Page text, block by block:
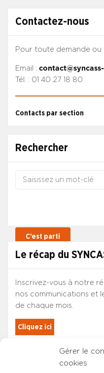
Gérer le
cookies
Contactez-nous
Pour toute demande ou
Email :
Tél. : 01 40 27 18 80
Contacts par section
Rechercher
Le récap du
Inscrivez-vous à notre
nos communications et
de chaque mois.
Cliquez ici
Les adhérents du
sont automatiquement